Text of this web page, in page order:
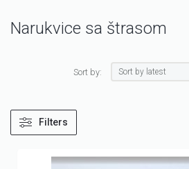
Narukvice sa štrasom
Sort by:
Filters